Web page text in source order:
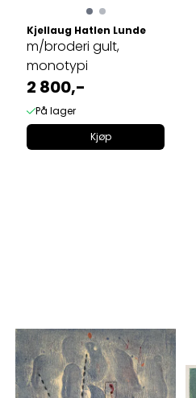
Kjellaug Hatlen Lunde
m/broderi gult,
monotypi
2 800,-
På lager
Kjøp